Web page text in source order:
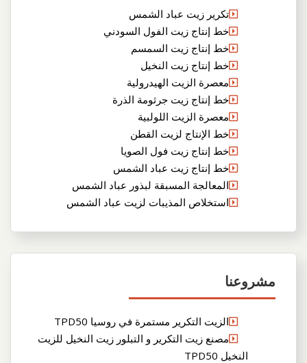
تكرير زيت عباد الشمس
خط إنتاج زيت الفول السودني
خط إنتاج زيت السمسم
خط إنتاج زيت النخيل
معصرة الزيت الهيدرولية
خط إنتاج زيت جرثومة الذرة
معصرة الزيت اللولبية
خط الإنتاج لزيت القطن
خط إنتاج زيت فول الصويا
خط إنتاج زيت عباد الشمس
المعالجة المسبقة لبذور عباد الشمس
استخلاص المذيبات لزيت عباد الشمس
مشروعنا
الزيت التكرير مستمرة في روسيا TPD50
مصنع زيت التكرير و التبلور زيت النخيل للزيت
النخيل TPD50